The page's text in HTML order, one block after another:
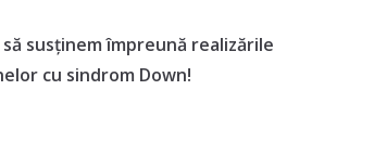
susținem împreună realizările
cu sindrom Down!